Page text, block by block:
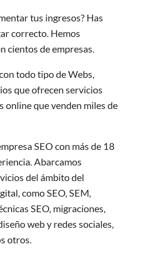
tus ingresos? Has
correcto. Hemos
cientos de empresas.
todo tipo de Webs,
que ofrecen servicios
online que venden miles de
SEO con más de 18
Abarcamos
del ámbito del
como SEO, SEM,
SEO, migraciones,
web y redes sociales,
otros.